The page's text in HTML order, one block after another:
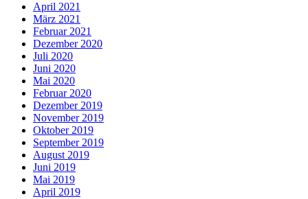
April 2021
März 2021
Februar 2021
Dezember 2020
Juli 2020
Juni 2020
Mai 2020
Februar 2020
Dezember 2019
November 2019
Oktober 2019
September 2019
August 2019
Juni 2019
Mai 2019
April 2019